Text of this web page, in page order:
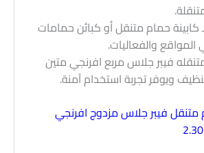
حمام متنقل أو كبائن حمامات
والفعاليات.
فيبر جلاس مربع افرنجي متين
ويوفر تجربة استخدام آمنة.
متنقل فيبر جلاس مزدوج افرنجي